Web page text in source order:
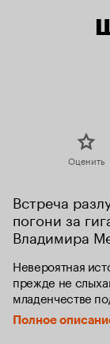
Оценить
Встреча
погони за
Владимира
Невероятная
прежде не
младенчестве
бароном; другой
музыкант с
Полное